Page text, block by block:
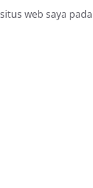
web saya